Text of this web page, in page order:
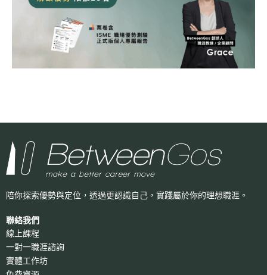
陪你探索優勢與定位，透過更認識自己， 實踐屬於你的理想職涯。
聯絡我們
線上課程
一對一職涯諮詢
實體工作坊